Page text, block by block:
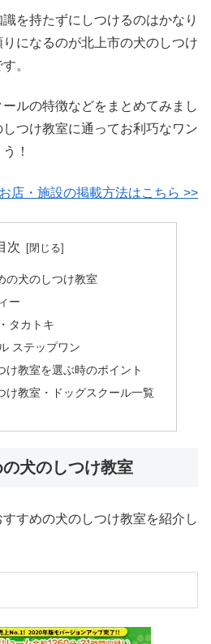
を持たずにしつけるのはかなり
になるのが北上市の犬のしつけ
。
ルの特徴などをまとめてみまし
つけ教室に通ってお利巧なワン
！
店・施設の掲載方法はこちら >>
次
の犬のしつけ教室
ー
タカトキ
ステップワン
け教室を選ぶ時のポイント
け教室・ドッグスクール一覧
犬のしつけ教室
すめの犬のしつけ教室を紹介し